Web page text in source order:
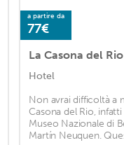
a partire da
77€
La Casona del Rio
Hotel
Non avrai difficoltà a
Casona del Rio,
Museo Nazionale di
Martín Neuquen.